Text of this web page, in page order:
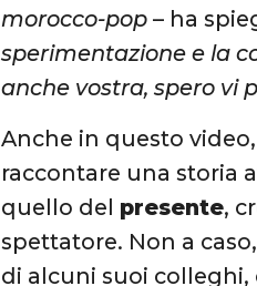
morocco-pop – ha
sperimentazione e la
anche vostra, spero vi
Anche in questo
raccontare una storia
quello del presente,
spettatore. Non a
di alcuni suoi colleghi,